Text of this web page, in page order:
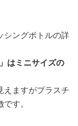
シングボトルの詳
はミニサイズの
えますがプラスチ
す。